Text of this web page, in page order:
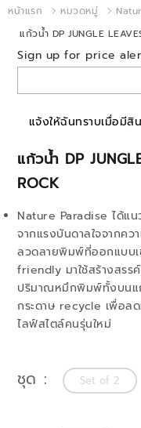
หน้าแรก หมวดหมู่
แก้วน้ำ DP JUNGLE
แก้วน้ำ DP
ROCK
Nature Paradise ได้แน
จากแรงบันดาลใจจากค
ลวดลายพิมพ์ที่ออกแบบ
friendly มาใช้สร้างสรร
ปริมาณหมึกพิมพ์ทั้งบนแ
กระดาษ recycle เพื่อ
ไลฟ์สไตล์คนรุ่นใหม่
Sign up for price
แจ้งให้ฉันทราบเมื่อมีสิ
ชุด Set of 2